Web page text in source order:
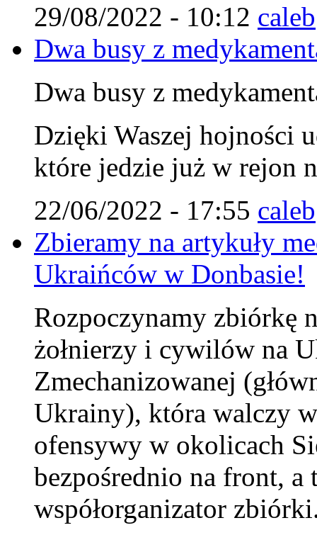
29/08/2022 - 10:12 caleb
Dwa busy z
Dwa busy z
Dzięki Waszej hojności
które jedzie już w rejon
22/06/2022 - 17:55 caleb
Zbieramy na artykuły
Ukraińców w Donbasie!
Rozpoczynamy zbiórkę
żołnierzy i cywilów na
Zmechanizowanej
Ukrainy), która walczy
ofensywy w okolicach
bezpośrednio na front, a
współorganizator